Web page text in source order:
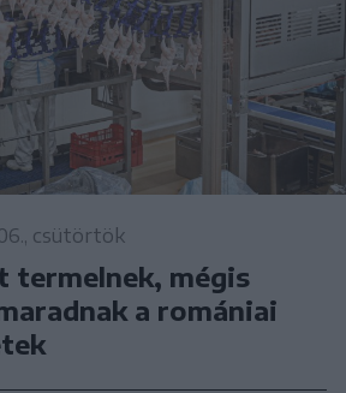
csütörtök
termelnek, mégis
a romániai